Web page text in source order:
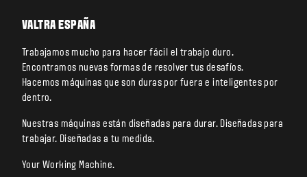
VALTRA ESPAÑA
Trabajamos mucho para hacer fácil el trabajo duro.
Encontramos nuevas formas de resolver tus desafíos.
Hacemos máquinas que son duras por fuera e inteligentes por
dentro.
Nuestras máquinas están diseñadas para durar. Diseñadas para
trabajar. Diseñadas a tu medida.
Your Working Machine.